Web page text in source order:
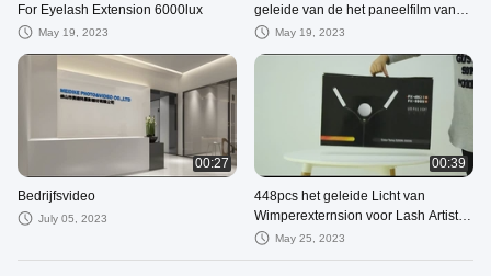
For Eyelash Extension 6000lux
May 19, 2023
geleide van de het paneelfilm van
fotografie lichte RGB 14 gevolgen
May 19, 2023
00:27
Bedrijfsvideo
July 05, 2023
00:39
448pcs het geleide Licht van
Wimperexternsion voor Lash Artist 4
Flexibele Wapens 80w
May 25, 2023